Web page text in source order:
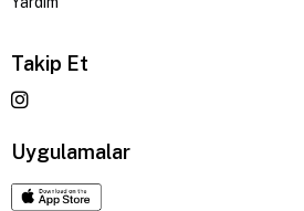
Takip Et
Uygulamalar